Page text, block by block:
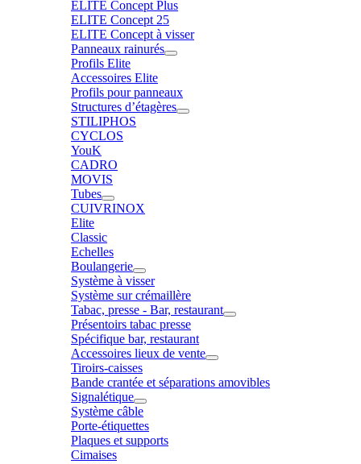
ELITE Concept Plus
ELITE Concept 25
ELITE Concept à visser
Panneaux rainurés
Profils Elite
Accessoires Elite
Profils pour panneaux
Structures d’étagères
STILIPHOS
CYCLOS
YouK
CADRO
MOVIS
Tubes
CUIVRINOX
Elite
Classic
Echelles
Boulangerie
Système à visser
Système sur crémaillère
Tabac, presse - Bar, restaurant
Présentoirs tabac presse
Spécifique bar, restaurant
Accessoires lieux de vente
Tiroirs-caisses
Bande crantée et séparations amovibles
Signalétique
Système câble
Porte-étiquettes
Plaques et supports
Cimaises